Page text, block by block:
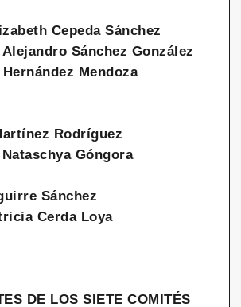
Cepeda Sánchez
Sánchez González
Mendoza
Rodríguez
Góngora
Sánchez
Cerda Loya
DE LOS SIETE COMITÉS